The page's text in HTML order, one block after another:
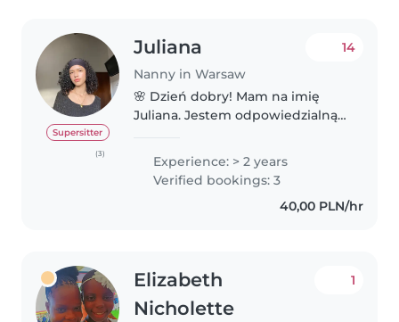
Supersitter
(3)
Juliana
Nanny in Warsaw
14
🌸 Dzień dobry! Mam na imię
Juliana. Jestem odpowiedzialną,
osobą z doświadczeniem w
opiece nad dziećmi – od
noworodków po dzieci w wieku
Experience: > 2 years
Verified bookings: 3
40,00 PLN/hr
Elizabeth
Nicholette
1